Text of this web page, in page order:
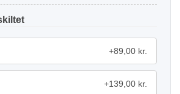
+89,00 kr.
+139,00 kr.